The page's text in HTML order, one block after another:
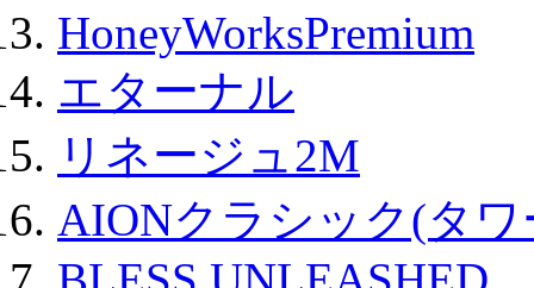
HoneyWorksPremium
エターナル
リネージュ2M
AIONクラシック(タ